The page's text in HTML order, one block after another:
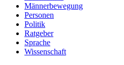
Männerbewegung
Personen
Politik
Ratgeber
Sprache
Wissenschaft